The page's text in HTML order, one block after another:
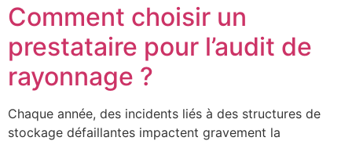
Comment choisir un
prestataire pour l’audit de
rayonnage ?
Chaque année, des incidents liés à des structures de
stockage défaillantes impactent gravement la